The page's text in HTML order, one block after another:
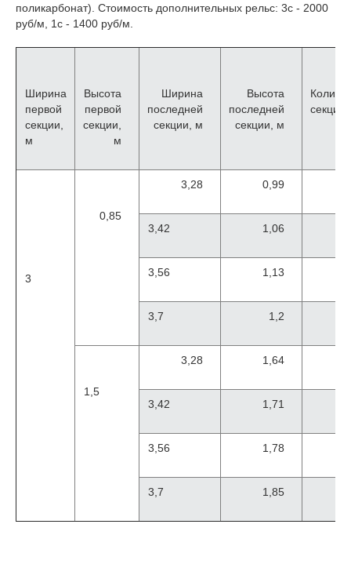
поликарбонат). Стоимость дополнительных рельс: 3с - 2000
руб/м, 1с - 1400 руб/м.
Ширина
первой
секции,
м
Высота
первой
секции,
м
Ширина
последней
секции, м
Высота
последней
секции, м
секций
3
0,85
3,28 0,99
3,42 1,06
3,56 1,13
3,7 1,2
1,5
3,28 1,64
3,42 1,71
3,56 1,78
3,7 1,85